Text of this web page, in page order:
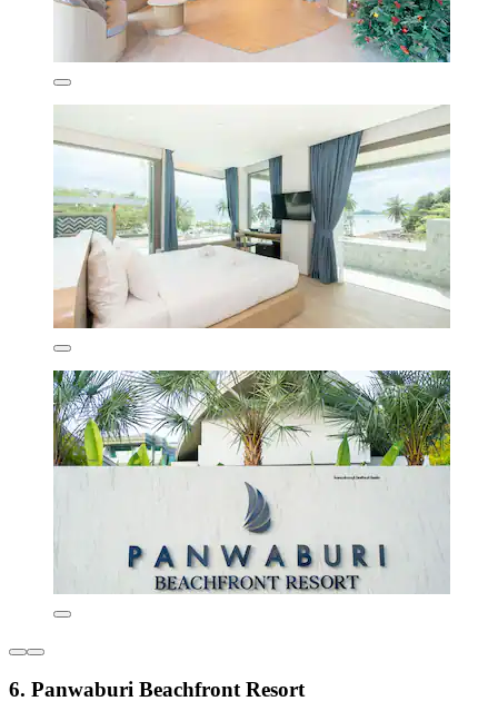
6. Panwaburi Beachfront Resort